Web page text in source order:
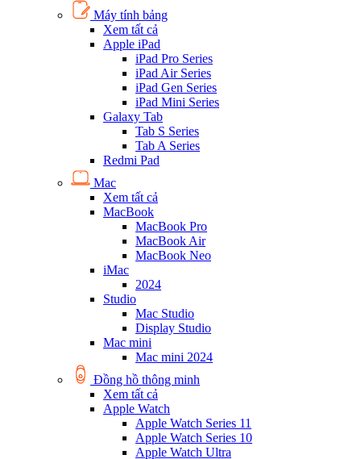
Máy tính bảng
Xem tất cả
Apple iPad
iPad Pro Series
iPad Air Series
iPad Gen Series
iPad Mini Series
Galaxy Tab
Tab S Series
Tab A Series
Redmi Pad
Mac
Xem tất cả
MacBook
MacBook Pro
MacBook Air
MacBook Neo
iMac
2024
Studio
Mac Studio
Display Studio
Mac mini
Mac mini 2024
Đồng hồ thông minh
Xem tất cả
Apple Watch
Apple Watch Series 11
Apple Watch Series 10
Apple Watch Ultra